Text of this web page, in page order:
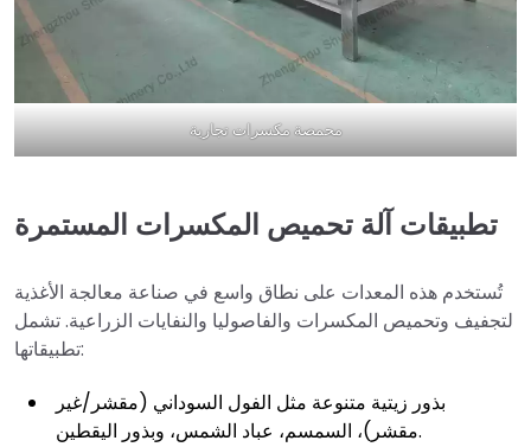
محمصة مكسرات تجارية
تطبيقات آلة تحميص المكسرات المستمرة
تُستخدم هذه المعدات على نطاق واسع في صناعة معالجة الأغذية
لتجفيف وتحميص المكسرات والفاصوليا والنفايات الزراعية. تشمل
تطبيقاتها:
بذور زيتية متنوعة مثل الفول السوداني (مقشر/غير
مقشر)، السمسم، عباد الشمس، وبذور اليقطين.